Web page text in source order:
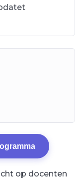
op docenten